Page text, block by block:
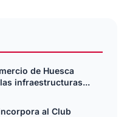
de Huesca
infraestructuras...
al Club